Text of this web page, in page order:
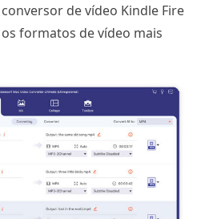
de vídeo Kindle Fire
formatos de vídeo mais